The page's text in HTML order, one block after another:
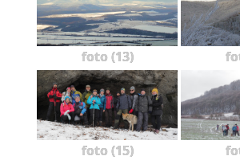
foto (13)
foto (15)